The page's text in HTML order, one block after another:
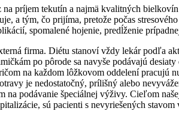
príjem tekutín a najmä kvalitných
a tým, čo prijíma, pretože počas
spomalené hojenie, predĺženie
firma. Diétu stanoví vždy lekár podľa
po pôrode sa navyše podávajú
na každom lôžkovom oddelení
je nedostatočný, prílišný alebo
na podávanie špeciálnej výživy. Cieľom
sú pacienti s nevyriešených